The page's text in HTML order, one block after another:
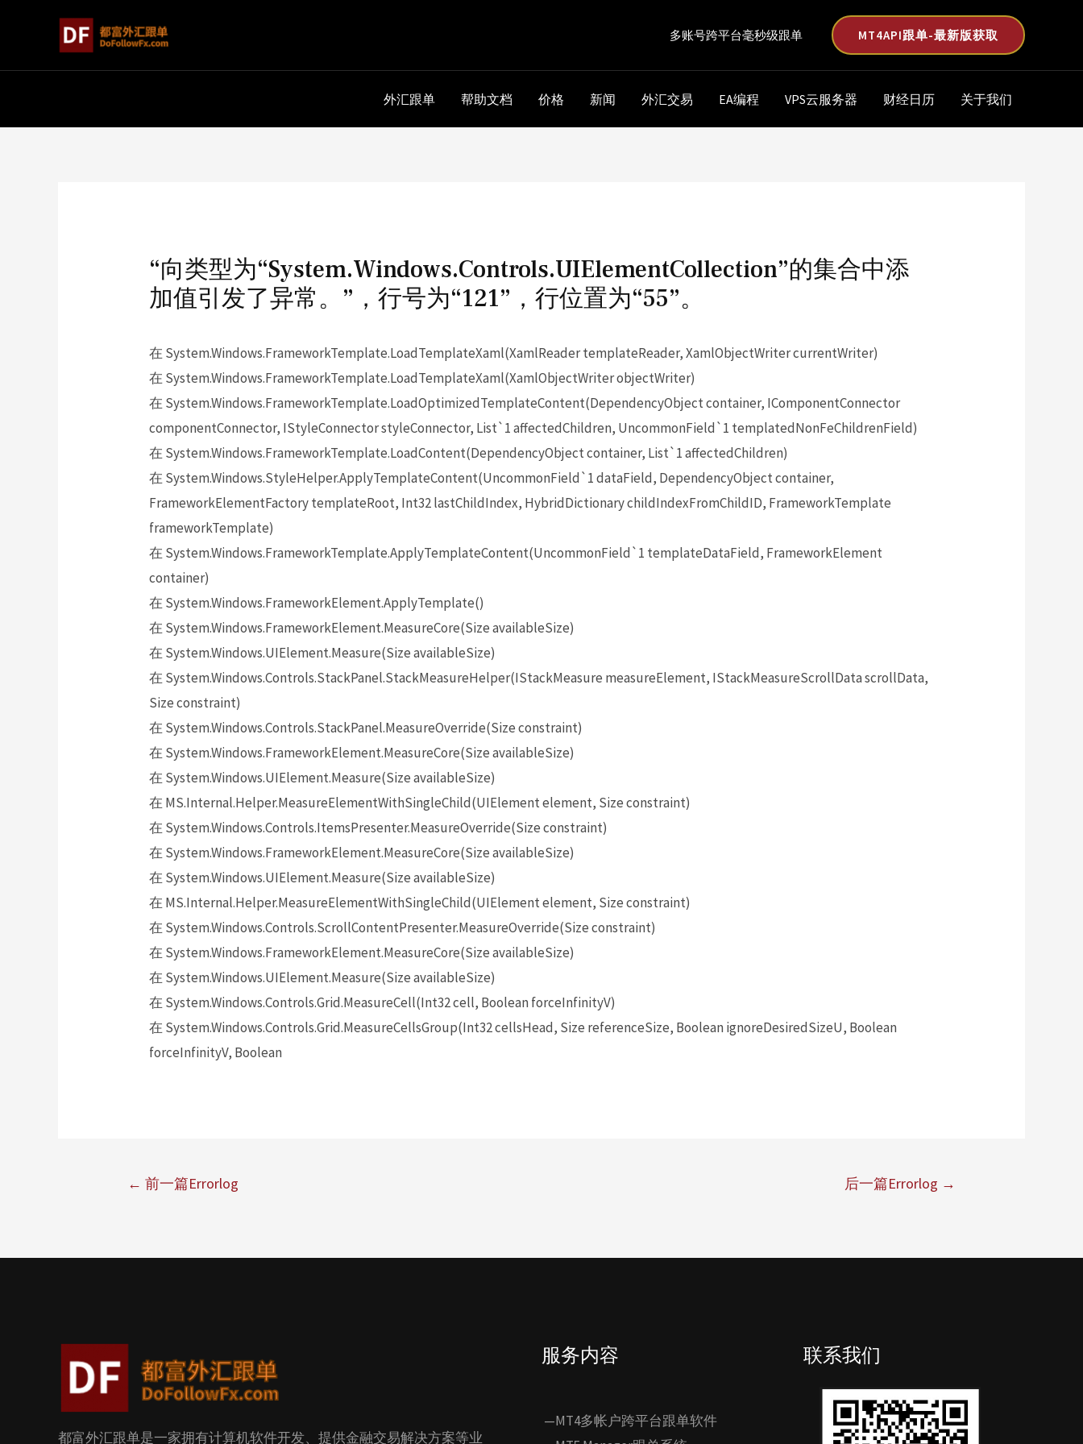
多账号跨平台毫秒级跟单 MT4API跟单-最新版获取
外汇跟单 帮助文档 价格 新闻 外汇交易 EA编程 VPS云服务器 财经日历 关于我们
“向类型为“System.Windows.Controls.UIElementCollection”的集合中添
加值引发了异常。”，行号为“121”，行位置为“55”。
在 System.Windows.FrameworkTemplate.LoadTemplateXaml(XamlReader templateReader, XamlObjectWriter currentWriter)
在 System.Windows.FrameworkTemplate.LoadTemplateXaml(XamlObjectWriter objectWriter)
在 System.Windows.FrameworkTemplate.LoadOptimizedTemplateContent(DependencyObject container, IComponentConnector
componentConnector, IStyleConnector styleConnector, List`1 affectedChildren, UncommonField`1 templatedNonFeChildrenField)
在 System.Windows.FrameworkTemplate.LoadContent(DependencyObject container, List`1 affectedChildren)
在 System.Windows.StyleHelper.ApplyTemplateContent(UncommonField`1 dataField, DependencyObject container,
FrameworkElementFactory templateRoot, Int32 lastChildIndex, HybridDictionary childIndexFromChildID, FrameworkTemplate
frameworkTemplate)
在 System.Windows.FrameworkTemplate.ApplyTemplateContent(UncommonField`1 templateDataField, FrameworkElement
container)
在 System.Windows.FrameworkElement.ApplyTemplate()
在 System.Windows.FrameworkElement.MeasureCore(Size availableSize)
在 System.Windows.UIElement.Measure(Size availableSize)
在 System.Windows.Controls.StackPanel.StackMeasureHelper(IStackMeasure measureElement, IStackMeasureScrollData scrollData,
Size constraint)
在 System.Windows.Controls.StackPanel.MeasureOverride(Size constraint)
在 System.Windows.FrameworkElement.MeasureCore(Size availableSize)
在 System.Windows.UIElement.Measure(Size availableSize)
在 MS.Internal.Helper.MeasureElementWithSingleChild(UIElement element, Size constraint)
在 System.Windows.Controls.ItemsPresenter.MeasureOverride(Size constraint)
在 System.Windows.FrameworkElement.MeasureCore(Size availableSize)
在 System.Windows.UIElement.Measure(Size availableSize)
在 MS.Internal.Helper.MeasureElementWithSingleChild(UIElement element, Size constraint)
在 System.Windows.Controls.ScrollContentPresenter.MeasureOverride(Size constraint)
在 System.Windows.FrameworkElement.MeasureCore(Size availableSize)
在 System.Windows.UIElement.Measure(Size availableSize)
在 System.Windows.Controls.Grid.MeasureCell(Int32 cell, Boolean forceInfinityV)
在 System.Windows.Controls.Grid.MeasureCellsGroup(Int32 cellsHead, Size referenceSize, Boolean ignoreDesiredSizeU, Boolean
forceInfinityV, Boolean
← 前一篇Errorlog 后一篇Errorlog →
都富外汇跟单是一家拥有计算机软件开发、提供金融交易解决方案等业
服务内容
—MT4多帐户跨平台跟单软件
联系我们